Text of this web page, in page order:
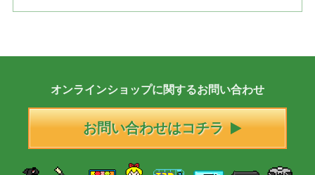
オンラインショップに関するお問い合わせ
お問い合わせはコチラ